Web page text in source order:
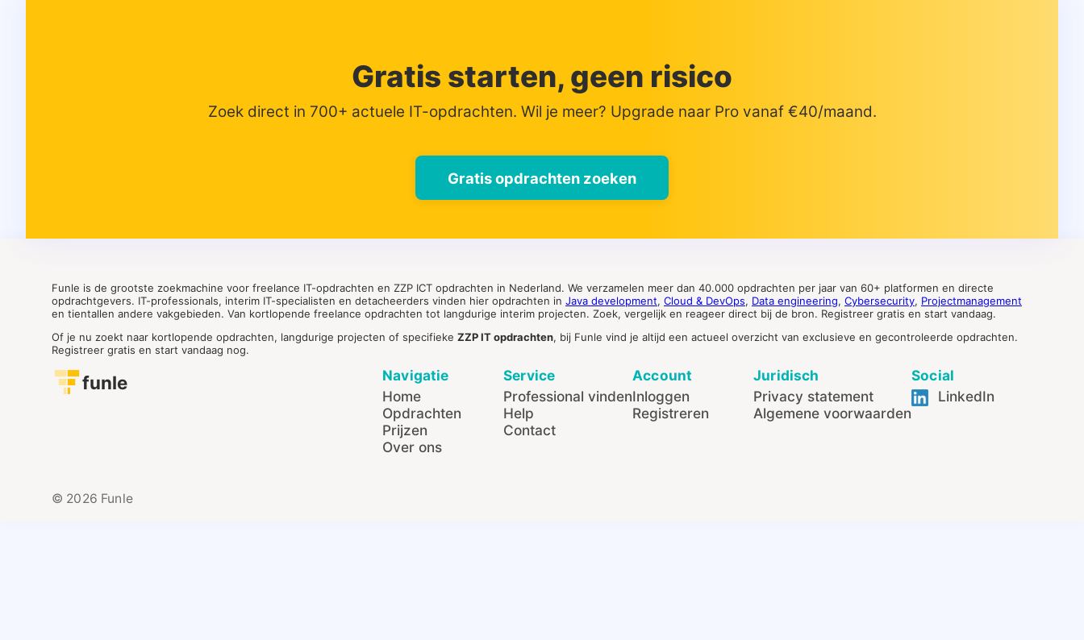
Gratis starten, geen risico
Zoek direct in 700+ actuele IT-opdrachten. Wil je meer? Upgrade naar Pro vanaf €40/maand.
Gratis opdrachten zoeken
Funle is de grootste zoekmachine voor freelance IT-opdrachten en ZZP ICT opdrachten in Nederland. We verzamelen meer dan 40.000 opdrachten per jaar van 60+ platformen en directe
opdrachtgevers. IT-professionals, interim IT-specialisten en detacheerders vinden hier opdrachten in Java development, Cloud & DevOps, Data engineering, Cybersecurity, Projectmanagement
en tientallen andere vakgebieden. Van kortlopende freelance opdrachten tot langdurige interim projecten. Zoek, vergelijk en reageer direct bij de bron. Registreer gratis en start vandaag.
Of je nu zoekt naar kortlopende opdrachten, langdurige projecten of specifieke ZZP IT opdrachten, bij Funle vind je altijd een actueel overzicht van exclusieve en gecontroleerde opdrachten.
Registreer gratis en start vandaag nog.
funle
Navigatie
Home
Opdrachten
Prijzen
Over ons
Service
Professional vinden
Help
Contact
Account
Inloggen
Registreren
Juridisch
Privacy statement
Algemene voorwaarden
Social
LinkedIn
© 2026 Funle